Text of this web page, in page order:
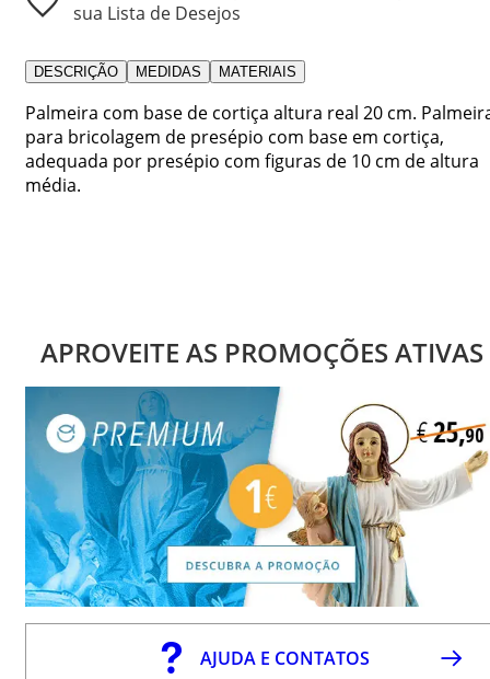
sua Lista de Desejos
DESCRIÇÃO MEDIDAS MATERIAIS
Palmeira com base de cortiça altura real 20 cm.
para bricolagem de presépio com base em cortiça,
adequada por presépio com figuras de 10 cm de altura
média.
APROVEITE AS PROMOÇÕES ATIVAS
AJUDA E CONTATOS